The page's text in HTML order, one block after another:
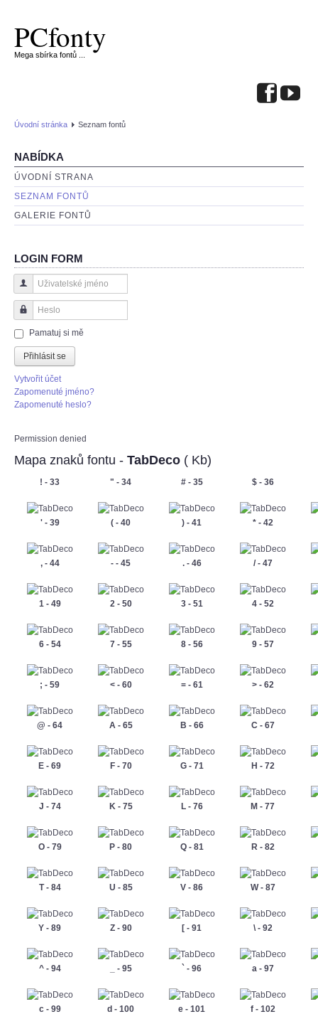
PCfonty
Mega sbírka fontů ...
Úvodní stránka Seznam fontů
NABÍDKA
ÚVODNÍ STRANA
SEZNAM FONTŮ
GALERIE FONTŮ
LOGIN FORM
Uživatelské jméno
Heslo
Pamatuj si mě
Přihlásit se
Vytvořit účet
Zapomenuté jméno?
Zapomenuté heslo?
Permission denied
Mapa znaků fontu - TabDeco ( Kb)
! - 33 " - 34 # - 35 $ - 36
' - 39 ( - 40 ) - 41 * - 42
, - 44 - - 45 . - 46 / - 47
1 - 49 2 - 50 3 - 51 4 - 52
6 - 54 7 - 55 8 - 56 9 - 57
; - 59 < - 60 = - 61 > - 62
@ - 64 A - 65 B - 66 C - 67
E - 69 F - 70 G - 71 H - 72
J - 74 K - 75 L - 76 M - 77
O - 79 P - 80 Q - 81 R - 82
T - 84 U - 85 V - 86 W - 87
Y - 89 Z - 90 [ - 91 \ - 92
^ - 94 _ - 95 ` - 96 a - 97
c - 99 d - 100 e - 101 f - 102